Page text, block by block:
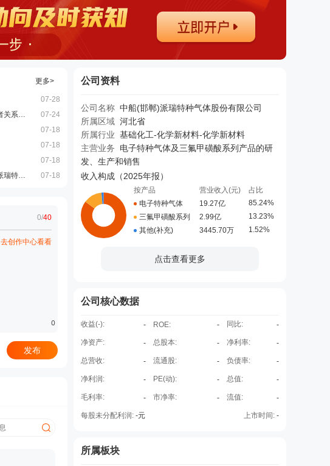
更多>
07-28
中船特气:中船(邯郸)派瑞特种气体股份有限公司投资者关系活动记录表20260721-0723
07-24
07-18
07-18
07-18
中船特气:中信建投证券股份有限公司关于中船(邯郸)派瑞特种气体股份有限公司2026年半年度持续督导跟踪报告
07-18
0/40
去创作中心看看
0
发布
公司资料
公司名称 中船(邯郸)派瑞特种气体股份有限公司
所属区域 河北省
所属行业 基础化工-化学新材料-化学新材料
主营业务
电子特种气体及三氟甲磺酸系列产品的研
发、生产和销售
收入构成（2025年报）
按产品 营业收入(元)
占比
电子特种气体
19.27亿
85.24%
三氟甲磺酸系列
2.99亿
13.23%
其他(补充)
3445.70万 1.52%
点击查看更多
公司核心数据
收益(-): - ROE: - 同比: -
净资产: - 总股本: - 净利率: -
总营收: - 流通股: - 负债率: -
净利润: - PE(动): - 总值: -
毛利率: - 市净率: - 流值: -
每股未分配利润: -元 上市时间: -
所属板块